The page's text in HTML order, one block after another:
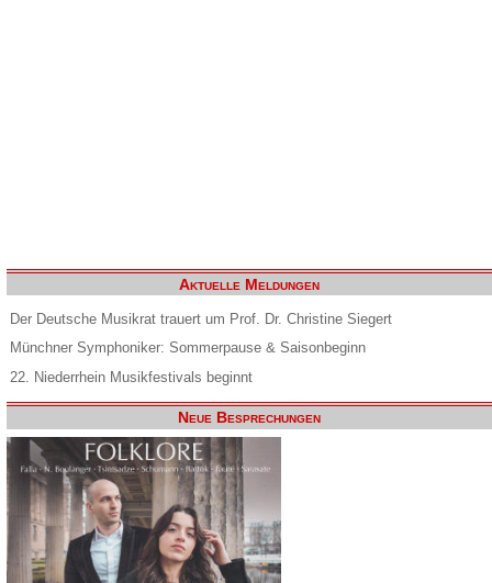
Aktuelle Meldungen
Der Deutsche Musikrat trauert um Prof. Dr. Christine Siegert
Münchner Symphoniker: Sommerpause & Saisonbeginn
22. Niederrhein Musikfestivals beginnt
Neue Besprechungen